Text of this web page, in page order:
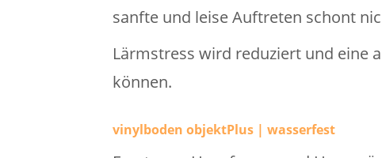
sanfte und leise Auftreten schont
Lärmstress wird reduziert und eine
können.
vinylboden objektPlus | wasserfest